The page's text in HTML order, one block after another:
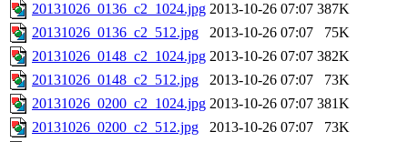
20131026_0136_c2_1024.jpg 2013-10-26 07:07 387K
20131026_0136_c2_512.jpg
2013-10-26 07:07
75K
20131026_0148_c2_1024.jpg 2013-10-26 07:07 382K
20131026_0148_c2_512.jpg
2013-10-26 07:07
73K
20131026_0200_c2_1024.jpg 2013-10-26 07:07 381K
20131026_0200_c2_512.jpg
2013-10-26 07:07
73K